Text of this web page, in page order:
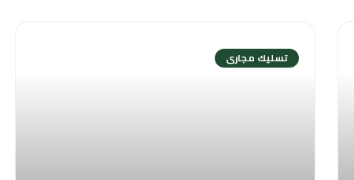
تسليك مجارى